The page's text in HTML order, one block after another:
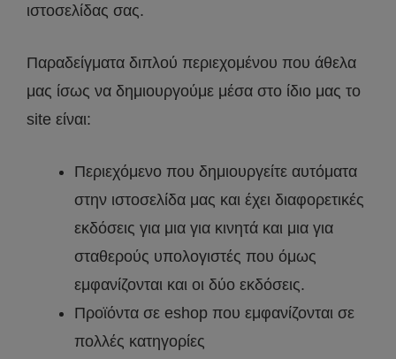
ιστοσελίδας σας.
Παραδείγματα διπλού περιεχομένου που άθελα
μας ίσως να δημιουργούμε μέσα στο ίδιο μας το
site είναι:
Περιεχόμενο που δημιουργείτε αυτόματα
στην ιστοσελίδα μας και έχει διαφορετικές
εκδόσεις για μια για κινητά και μια για
σταθερούς υπολογιστές που όμως
εμφανίζονται και οι δύο εκδόσεις.
Προϊόντα σε eshop που εμφανίζονται σε
πολλές κατηγορίες